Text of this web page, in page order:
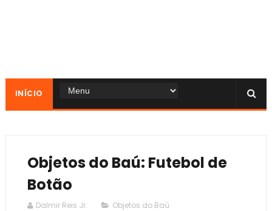
INÍCIO
Objetos do Baú: Futebol de
Botão
Dalmir Reis Jr. Objetos do Baú